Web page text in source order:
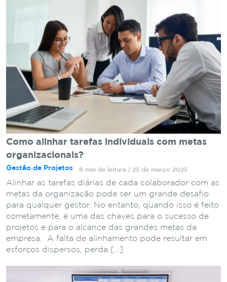
Como alinhar tarefas individuais com metas
organizacionais?
Gestão de Projetos 8 min de leitura | 25 de março 2025
Alinhar as tarefas diárias de cada colaborador com as
metas da organização pode ser um grande desafio
para qualquer gestor. No entanto, quando isso é feito
corretamente, é uma das chaves para o sucesso de
projetos e para o alcance das grandes metas da
empresa. A falta de alinhamento pode resultar em
esforços dispersos, perda […]